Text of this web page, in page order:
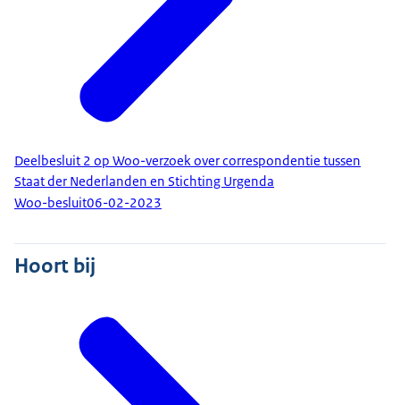
Deelbesluit 2 op Woo-verzoek over correspondentie tussen
Staat der Nederlanden en Stichting Urgenda
Woo-besluit06-02-2023
Hoort bij